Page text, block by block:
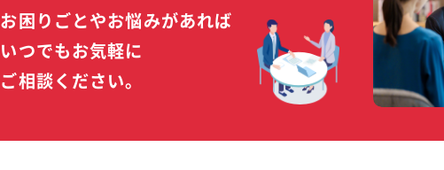
お困りごとやお悩みがあれば
いつでもお気軽に
ご相談ください。